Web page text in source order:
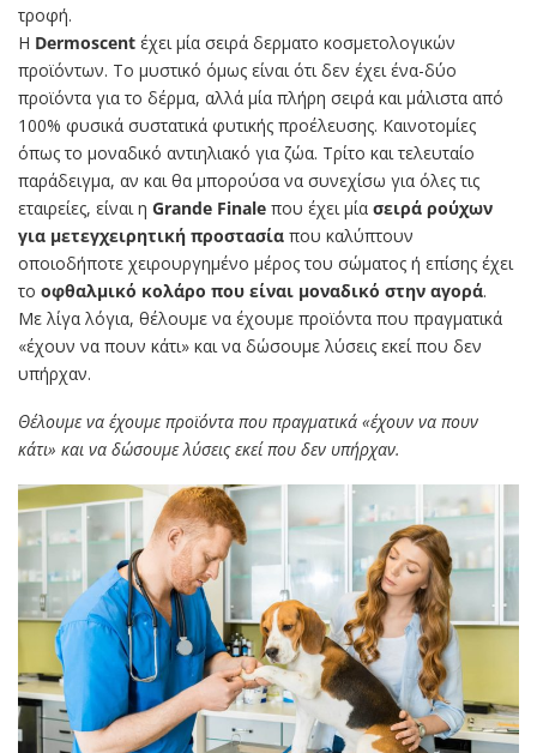
τροφή.
Η Dermoscent έχει μία σειρά δερματο κοσμετολογικών
προϊόντων. Το μυστικό όμως είναι ότι δεν έχει ένα-δύο
προϊόντα για το δέρμα, αλλά μία πλήρη σειρά και μάλιστα από
100% φυσικά συστατικά φυτικής προέλευσης. Καινοτομίες
όπως το μοναδικό αντιηλιακό για ζώα. Τρίτο και τελευταίο
παράδειγμα, αν και θα μπορούσα να συνεχίσω για όλες τις
εταιρείες, είναι η Grande Finale που έχει μία σειρά ρούχων
για μετεγχειρητική προστασία που καλύπτουν
οποιοδήποτε χειρουργημένο μέρος του σώματος ή επίσης έχει
το οφθαλμικό κολάρο που είναι μοναδικό στην αγορά.
Με λίγα λόγια, θέλουμε να έχουμε προϊόντα που πραγματικά
«έχουν να πουν κάτι» και να δώσουμε λύσεις εκεί που δεν
υπήρχαν.
Θέλουμε να έχουμε προϊόντα που πραγματικά «έχουν να πουν
κάτι» και να δώσουμε λύσεις εκεί που δεν υπήρχαν.